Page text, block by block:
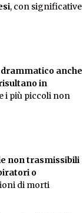
, con significative
drammatico anche
in
i più piccoli non
non trasmissibili
o
di morti